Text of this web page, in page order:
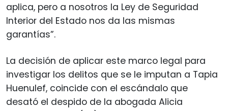
aplica, pero a nosotros la Ley de Seguridad
Interior del Estado nos da las mismas
garantías”.
La decisión de aplicar este marco legal para
investigar los delitos que se le imputan a Tapia
Huenulef, coincide con el escándalo que
desató el despido de la abogada Alicia